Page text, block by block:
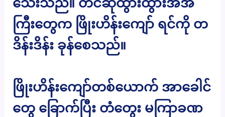
ကြီးတွေက ဖြိုးဟိန်းကျော် ရင်ကို တ
ဒိန်းဒိန်း ခုန်စေသည်။
ဖြိုးဟိန်းကျော်တစ်ယောက် အာခေါင်
တွေ ခြောက်ပြီး တံတွေး မကြာခဏ